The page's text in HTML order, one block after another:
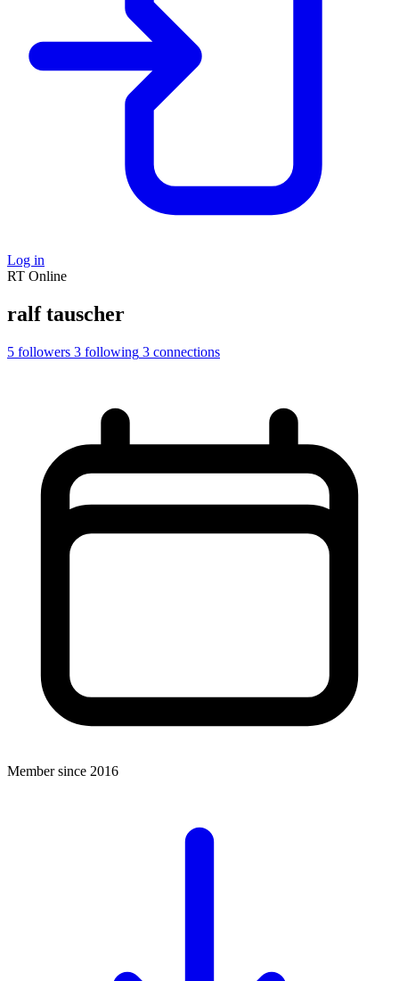
Log in
RT Online
ralf tauscher
5 followers 3 following 3 connections
Member since 2016